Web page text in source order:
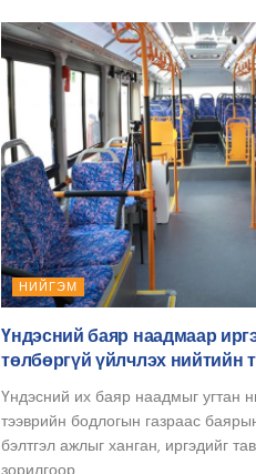
НИЙГЭМ
Үндэсний баяр наадмаар
төлбөргүй үйлчлэх нийтийн
Үндэсний их баяр наадмыг угтан
тээврийн бодлогын газраас
бэлтгэл ажлыг ханган, иргэдийг
зорилгоор...